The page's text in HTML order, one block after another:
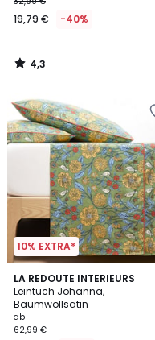
19,79 € -40%
4,3
/
10% EXTRA*
LA REDOUTE INTERIEURS
Leintuch Johanna,
Baumwollsatin
ab
62,99 €
4,2
/ 5